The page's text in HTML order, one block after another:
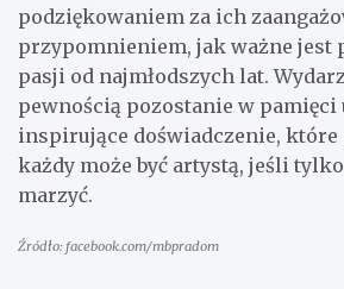
podziękowaniem za ich
przypomnieniem, jak ważne jest
pasji od najmłodszych lat.
pewnością pozostanie w
inspirujące doświadczenie, które
każdy może być artystą, jeśli
marzyć.
Źródło: facebook.com/mbpradom